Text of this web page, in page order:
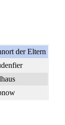
der Eltern